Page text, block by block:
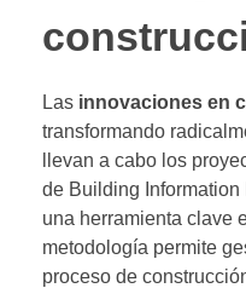
Las innovaciones en
transformando
llevan a cabo los
de Building Information
una herramienta clave
metodología permite
proceso de